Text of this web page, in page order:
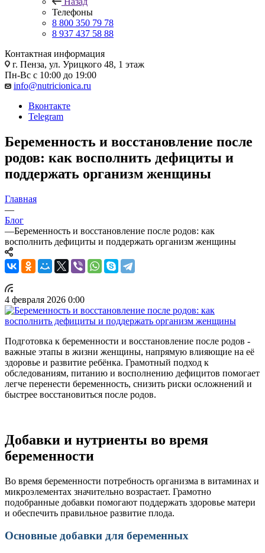
Телефоны
8 800 350 79 78
8 937 437 58 88
Контактная информация
г. Пенза, ул. Урицкого 48, 1 этаж
Пн-Вс с 10:00 до 19:00
info@nutricionica.ru
Вконтакте
Telegram
Беременность и восстановление после
родов: как восполнить дефициты и
поддержать организм женщины
Главная
—
Блог
—Беременность и восстановление после родов: как
восполнить дефициты и поддержать организм женщины
4 февраля 2026 0:00
Подготовка к беременности и восстановление после родов -
важные этапы в жизни женщины, напрямую влияющие на её
здоровье и развитие ребёнка. Грамотный подход к
обследованиям, питанию и восполнению дефицитов помогает
легче перенести беременность, снизить риски осложнений и
быстрее восстановиться после родов.
Добавки и нутриенты во время
беременности
Во время беременности потребность организма в витаминах и
микроэлементах значительно возрастает. Грамотно
подобранные добавки помогают поддержать здоровье матери
и обеспечить правильное развитие плода.
Основные добавки для беременных